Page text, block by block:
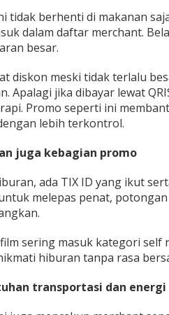
tidak berhenti di makanan
dalam daftar merchant.
besar.
diskon meski tidak terlalu
Apalagi jika dibayar lewat
Promo seperti ini
lebih terkontrol.
juga kebagian promo
ada TIX ID yang ikut
melepas penat,
sering masuk kategori self
hiburan tanpa rasa
transportasi dan energi